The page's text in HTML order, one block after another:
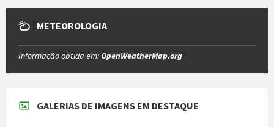
METEOROLOGIA
Informação obtida em:OpenWeatherMap.org
GALERIAS DE IMAGENS EM DESTAQUE